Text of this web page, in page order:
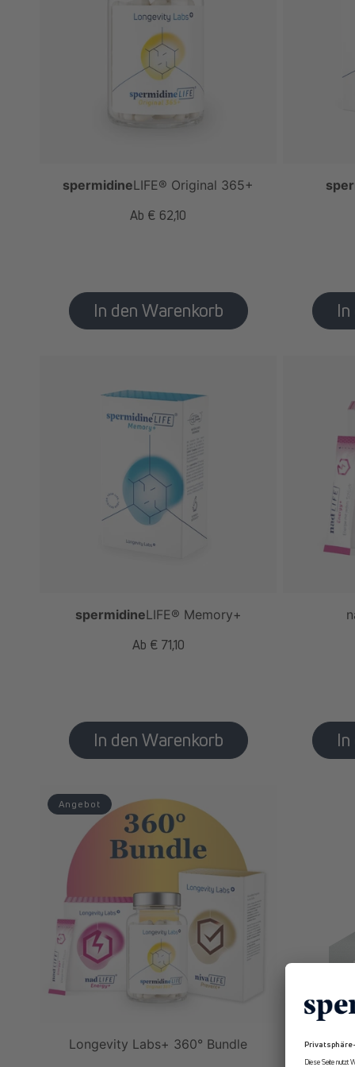
spermidineLIFE® Original 365+
Normaler
Ab € 62,10
spermidineLIFE® Memory+
Normaler
Ab € 71,10
Angebot
Longevity Labs+ 360° Bundle